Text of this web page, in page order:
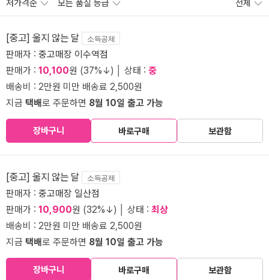
저가격순 모든 품질 등급 전체
[중고] 울지 않는 달 소득공제
판매자 : 중고매장 이수역점
판매가 : 10,100원 (37%↓) │ 상태 : 중
배송비 : 2만원 미만 배송료 2,500원
지금 택배로 주문하면 8월 10일 출고 가능
장바구니 바로구매 보관함
[중고] 울지 않는 달 소득공제
판매자 : 중고매장 일산점
판매가 : 10,900원 (32%↓) │ 상태 : 최상
배송비 : 2만원 미만 배송료 2,500원
지금 택배로 주문하면 8월 10일 출고 가능
장바구니 바로구매 보관함